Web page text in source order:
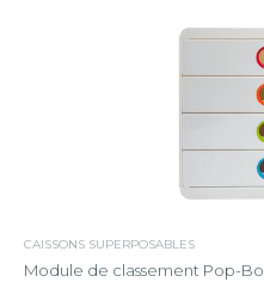
CAISSONS SUPERPOSABLES
Module de classement Pop-